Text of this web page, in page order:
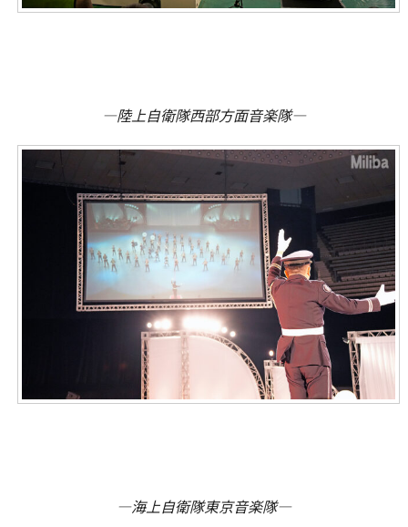
―陸上自衛隊西部方面音楽隊―
―海上自衛隊東京音楽隊―